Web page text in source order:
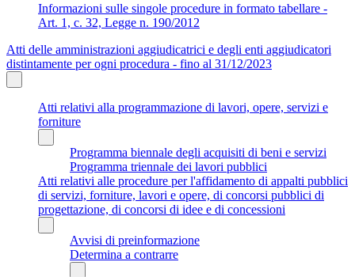
Informazioni sulle singole procedure in formato tabellare -
Art. 1, c. 32, Legge n. 190/2012
Atti delle amministrazioni aggiudicatrici e degli enti aggiudicatori
distintamente per ogni procedura - fino al 31/12/2023
Atti relativi alla programmazione di lavori, opere, servizi e
forniture
Programma biennale degli acquisiti di beni e servizi
Programma triennale dei lavori pubblici
Atti relativi alle procedure per l'affidamento di appalti pubblici
di servizi, forniture, lavori e opere, di concorsi pubblici di
progettazione, di concorsi di idee e di concessioni
Avvisi di preinformazione
Determina a contrarre